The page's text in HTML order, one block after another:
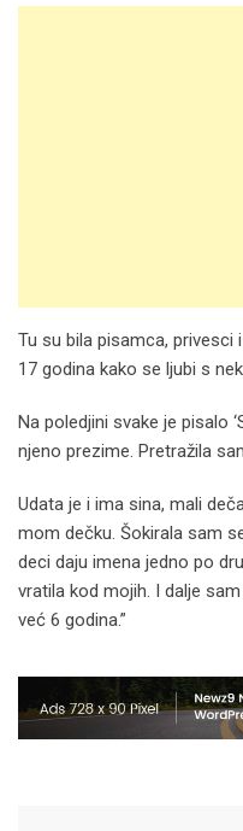
Tu su bila pisamca,
17 godina kako se ljubi s
Na poledjini svake je pisalo
njeno prezime. Pretražila
Udata je i ima sina, mali
mom dečku. Šokirala sam
deci daju imena jedno po
vratila kod mojih. I dalje
već 6 godina.”